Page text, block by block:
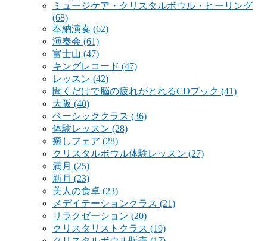
ミュージケア・クリスタルボウル・ヒーリング
(68)
奉納演奏 (62)
演奏会 (61)
富士山 (47)
キングレコード (47)
レッスン (42)
聞くだけで脳の疲れがとれるCDブック (41)
大阪 (40)
ベーシッククラス (36)
体験レッスン (28)
癒しフェア (28)
クリスタルボウル体験レッスン (27)
満月 (25)
新月 (23)
美人の食卓 (23)
メデイテーションクラス (21)
リラクゼーション (20)
クリスタリストクラス (19)